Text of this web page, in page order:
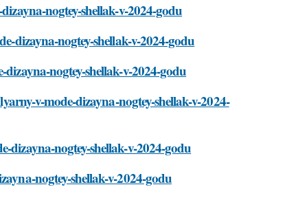
nogtey-shellak-v-2024-godu
dizayna-nogtey-shellak-v-2024-godu
nogtey-shellak-v-2024-godu
v-mode-dizayna-nogtey-shellak-v-2024-
dizayna-nogtey-shellak-v-2024-godu
nogtey-shellak-v-2024-godu